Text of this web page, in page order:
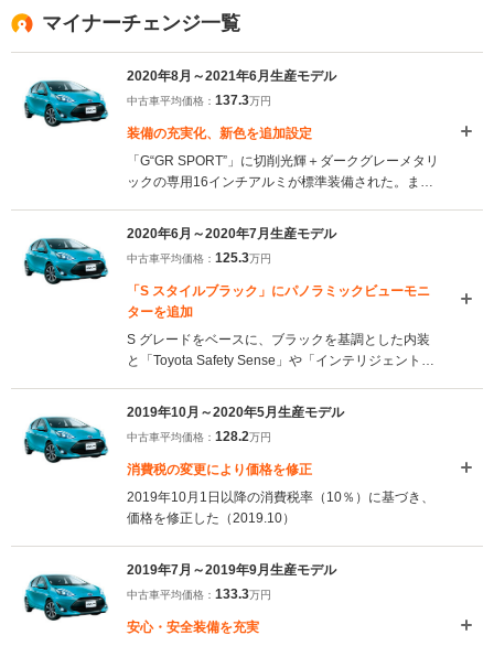
マイナーチェンジ一覧
2020年8月～2021年6月生産モデル
中古車平均価格： 137.3万円
装備の充実化、新色を追加設定
「G“GR SPORT”」に切削光輝＋ダークグレーメタリ
ックの専用16インチアルミが標準装備された。ま
踏み間違いなどで起こる衝突被害の軽減に寄与す
る、「パーキングサポートブレーキ」を標準装備。
「S」、「G」に新色2色が設定されている。
（2020.8）
2020年6月～2020年7月生産モデル
中古車平均価格： 125.3万円
「S スタイルブラック」にパノラミックビューモニ
ターを追加
S グレードをベースに、ブラックを基調とした内装
と「Toyota Safety Sense」や「インテリジェントク
スタイルブラック」に、駐車時に目視しにくい周囲
の安全確認をサポートするパノラミックビューモニ
ターを標準装着して発売された。(2020.6)
2019年10月～2020年5月生産モデル
中古車平均価格： 128.2万円
消費税の変更により価格を修正
2019年10月1日以降の消費税率（10％）に基づき、
価格を修正した（2019.10）
2019年7月～2019年9月生産モデル
中古車平均価格： 133.3万円
安心・安全装備を充実